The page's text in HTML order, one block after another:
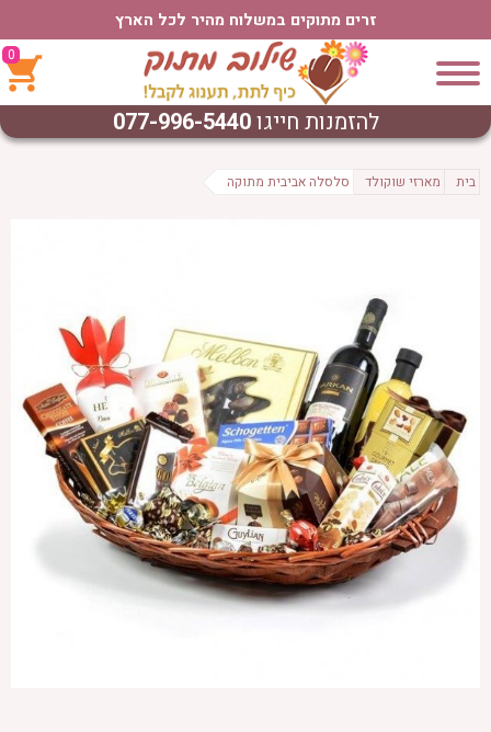
זרים מתוקים במשלוח מהיר לכל הארץ
0
להזמנות חייגו077-996-5440
בית מארזי שוקולד סלסלה אביבית מתוקה